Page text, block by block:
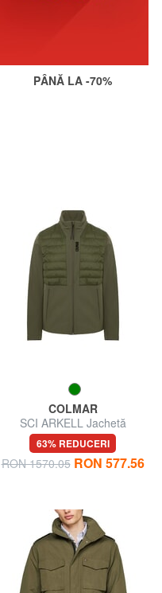
PÂNĂ LA -70%
COLMAR
SCI ARKELL Jachetă
căptușită
63% REDUCERI
RON 1570.05 RON 577.56